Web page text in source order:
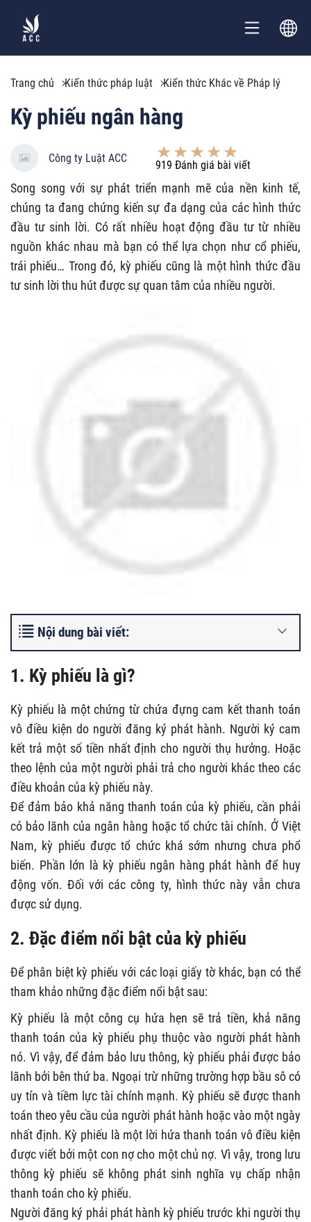
Trang chủ Kiến thức pháp luật Kiến thức Khác về Pháp lý
Kỳ phiếu ngân hàng
Công ty Luật ACC
919 Đánh giá bài viết
Song song với sự phát triển mạnh mẽ của nền kinh tế,
chúng ta đang chứng kiến ​​sự đa dạng của các hình thức
đầu tư sinh lời. Có rất nhiều hoạt động đầu tư từ nhiều
nguồn khác nhau mà bạn có thể lựa chọn như cổ phiếu,
trái phiếu… Trong đó, kỳ phiếu cũng là một hình thức đầu
tư sinh lời thu hút được sự quan tâm của nhiều người.
Nội dung bài viết:
1. Kỳ phiếu là gì?
Kỳ phiếu là một chứng từ chứa đựng cam kết thanh toán
vô điều kiện do người đăng ký phát hành. Người ký cam
kết trả một số tiền nhất định cho người thụ hưởng. Hoặc
theo lệnh của một người phải trả cho người khác theo các
điều khoản của kỳ phiếu này.
Để đảm bảo khả năng thanh toán của kỳ phiếu, cần phải
có bảo lãnh của ngân hàng hoặc tổ chức tài chính. Ở Việt
Nam, kỳ phiếu được tổ chức khá sớm nhưng chưa phổ
biến. Phần lớn là kỳ phiếu ngân hàng phát hành để huy
động vốn. Đối với các công ty, hình thức này vẫn chưa
được sử dụng.
2. Đặc điểm nổi bật của kỳ phiếu
Để phân biệt kỳ phiếu với các loại giấy tờ khác, bạn có thể
tham khảo những đặc điểm nổi bật sau:
Kỳ phiếu là một công cụ hứa hẹn sẽ trả tiền, khả năng
thanh toán của kỳ phiếu phụ thuộc vào người phát hành
nó. Vì vậy, để đảm bảo lưu thông, kỳ phiếu phải được bảo
lãnh bởi bên thứ ba. Ngoại trừ những trường hợp bầu sô có
uy tín và tiềm lực tài chính mạnh. Kỳ phiếu sẽ được thanh
toán theo yêu cầu của người phát hành hoặc vào một ngày
nhất định. Kỳ phiếu là một lời hứa thanh toán vô điều kiện
được viết bởi một con nợ cho một chủ nợ. Vì vậy, trong lưu
thông kỳ phiếu sẽ không phát sinh nghĩa vụ chấp nhận
thanh toán cho kỳ phiếu.
Người đăng ký phải phát hành kỳ phiếu trước khi người thụ